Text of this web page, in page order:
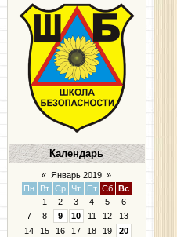
Календарь
« Январь 2019 »
Пн
Вт Ср Чт Пт Сб
Вс
1
2 3 4 5
6
7
8 9 10 11 12
13
14
15 16 17 18 19
20